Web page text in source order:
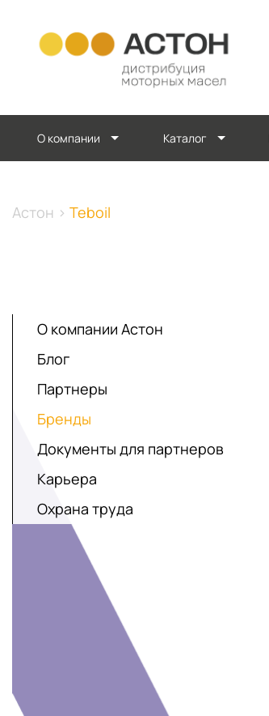
О компании Каталог
Астон > Teboil
О компании Астон
Блог
Партнеры
Бренды
Документы для партнеров
Карьера
Охрана труда